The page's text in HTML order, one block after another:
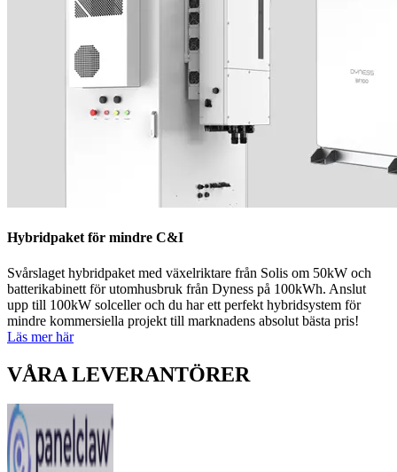
Hybridpaket för mindre C&I
Svårslaget hybridpaket med växelriktare från Solis om 50kW och
batterikabinett för utomhusbruk från Dyness på 100kWh. Anslut
upp till 100kW solceller och du har ett perfekt hybridsystem för
mindre kommersiella projekt till marknadens absolut bästa pris!
Läs mer här
VÅRA LEVERANTÖRER